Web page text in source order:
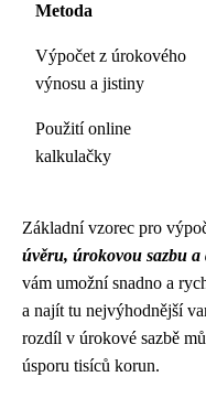
Metoda
Výpočet z úrokového
výnosu a jistiny
Použití online
kalkulačky
Základní vzorec pro
úvěru, úrokovou sazbu a
vám umožní snadno a
a najít tu nejvýhodnější
rozdíl v úrokové sazbě
úsporu tisíců korun.